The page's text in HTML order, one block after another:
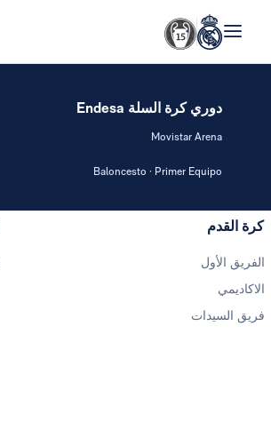
دوري كرة السلة Endesa
Movistar Arena
Baloncesto · Primer Equipo
كرة القدم
الفريق الأول
الاكاديمي
فريق السيدات